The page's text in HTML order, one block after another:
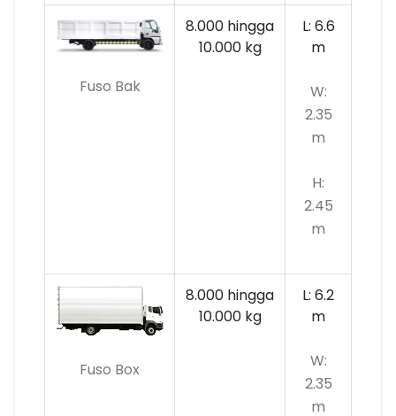
Fuso Bak
8.000 hingga
10.000kg
L: 6.6
m
W:
2.35
m
H:
2.45
m
Fuso Box
8.000 hingga
10.000 kg
L: 6.2
m
W:
2.35
m